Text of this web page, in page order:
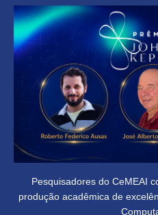
Pesquisadores do CeMEAI
produção acadêmica de